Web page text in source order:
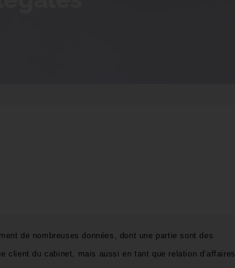
de nombreuses données, dont une partie sont des
client du cabinet, mais aussi en tant que relation d’affaires